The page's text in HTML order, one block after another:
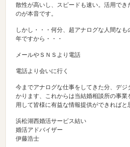
散性が高いし、スピードも速い。活用で
のが本音です。
しかし・・・何分、超アナログな人間な
年ですから・・・
メールやＳＮＳより電話
電話より会いに行く
今までアナログな仕事をしてきた分、デ
かります、これからは当結婚相談所の事
用して皆様に有益な情報提供ができればと
浜松湖西婚活サービス結い
婚活アドバイザー
伊藤浩士